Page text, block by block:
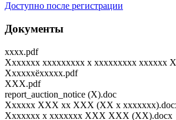
Доступно после регистрации
Документы
xxxx.pdf
Xxxxxxx xxxxxxxxx x xxxxxxxxx xxxxxx
Xxxxxxёxxxxx.pdf
XXX.pdf
report_auction_notice (X).doc
Xxxxxx XXX xx XXX (XX x
Xxxxxxx x xxxxxxx XXX XXX (XX).docx